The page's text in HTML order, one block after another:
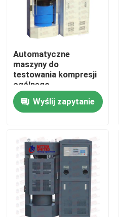
Wycieczka po fabryce
Kontrola jakości
Skontaktuj się z nami
Poprosić o wycenę
Uniwersalna maszyna
Maszyna do testowania
Maszyna do testowania
Automatyczne
maszyny do
testowania kompresji
ogólnego
przeznaczenia Sprzęt
do testowania kostek
betonu
Wyślij zapytanie